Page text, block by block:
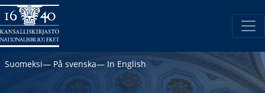
Suomeksi― På svenska― In English